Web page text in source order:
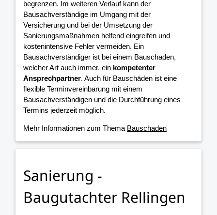
begrenzen. Im weiteren Verlauf kann der
Bausachverständige im Umgang mit der
Versicherung und bei der Umsetzung der
Sanierungsmaßnahmen helfend eingreifen und
kostenintensive Fehler vermeiden. Ein
Bausachverständiger ist bei einem Bauschaden,
welcher Art auch immer, ein kompetenter
Ansprechpartner. Auch für Bauschäden ist eine
flexible Terminvereinbarung mit einem
Bausachverständigen und die Durchführung eines
Termins jederzeit möglich.
Mehr Informationen zum Thema Bauschaden
Sanierung -
Baugutachter Rellingen